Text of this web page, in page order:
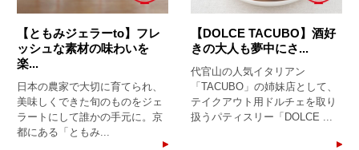
【ともみジェラーto】フレ
ッシュな素材の味わいを
楽...
日本の農家で大切に育てられ、
美味しくできた旬のものをジェ
ラートにして誰かの手元に。京
都にある「ともみ...
【DOLCE TACUBO】酒好
きの大人も夢中にさ...
代官山の人気イタリアン
「TACUBO」の姉妹店として、
テイクアウト用ドルチェを取り
扱うパティスリー「DOLCE ...